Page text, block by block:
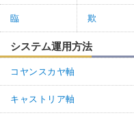
臨 欺
システム運用方法
コヤンスカヤ軸
キャストリア軸